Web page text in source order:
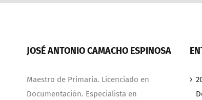
JOSÉ ANTONIO CAMACHO ESPINOSA
Maestro de Primaria. Licenciado en
Documentación. Especialista en